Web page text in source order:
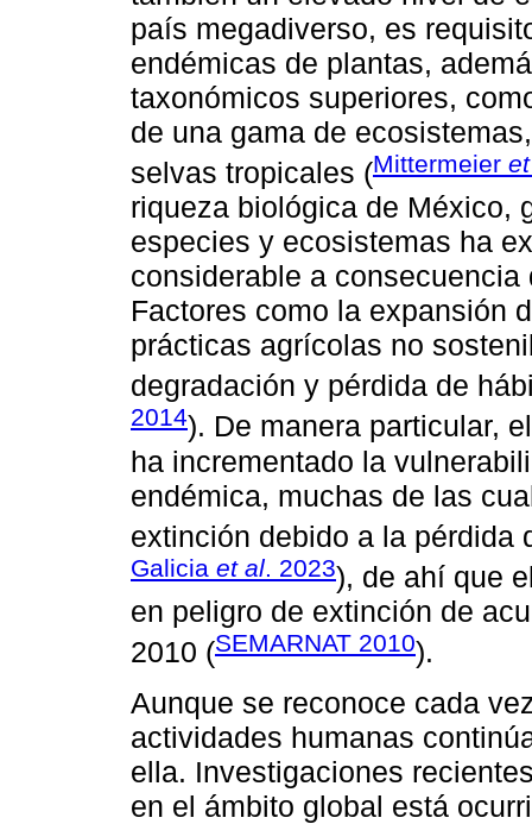
país megadiverso, es
endémicas de plantas,
taxonómicos superiores,
de una gama de
selvas tropicales (Mittermeier
riqueza biológica de México,
especies y ecosistemas ha
considerable a
Factores como la expansión
prácticas agrícolas no
degradación y pérdida de
2014). De manera particular,
ha incrementado la
endémica, muchas de las
extinción debido a la pérdida
Galicia et al. 2023), de ahí que
en peligro de extinción de
2010 (SEMARNAT 2010).
Aunque se reconoce cada
actividades humanas
ella. Investigaciones
en el ámbito global está